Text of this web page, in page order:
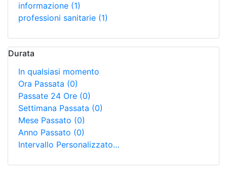
informazione (1)
professioni sanitarie (1)
Durata
In qualsiasi momento
Ora Passata (0)
Passate 24 Ore (0)
Settimana Passata (0)
Mese Passato (0)
Anno Passato (0)
Intervallo Personalizzato…